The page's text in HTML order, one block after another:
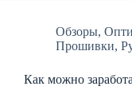
Обзоры,
Прошивки,
Как можно